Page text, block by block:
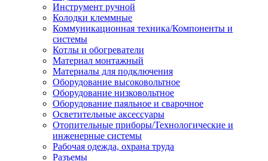
Инструмент ручной
Колодки клеммные
Коммуникационная техника/Компоненты и
системы
Котлы и обогреватели
Материал монтажный
Материалы для подключения
Оборудование высоковольтное
Оборудование низковольтное
Оборудование паяльное и сварочное
Осветительные аксессуары
Отопительные приборы/Технологические и
инженерные системы
Рабочая одежда, охрана труда
Разъемы